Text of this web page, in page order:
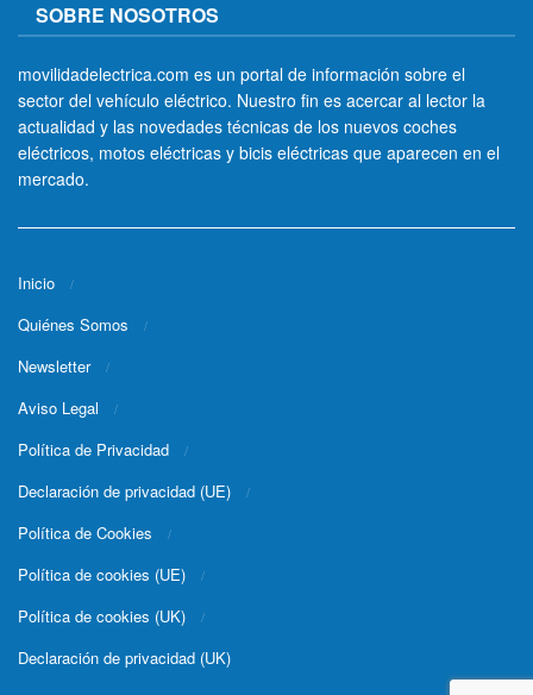
SOBRE NOSOTROS
movilidadelectrica.com es un portal de información sobre el
sector del vehículo eléctrico. Nuestro fin es acercar al lector la
actualidad y las novedades técnicas de los nuevos coches
eléctricos, motos eléctricas y bicis eléctricas que aparecen en el
mercado.
Inicio
Quiénes Somos
Newsletter
Aviso Legal
Política de Privacidad
Declaración de privacidad (UE)
Política de Cookies
Política de cookies (UE)
Política de cookies (UK)
Declaración de privacidad (UK)